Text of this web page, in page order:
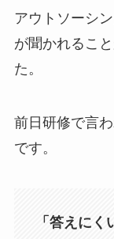
アウトソーシ
が聞かれるこ
た。
前日研修で言
です。
「答えに